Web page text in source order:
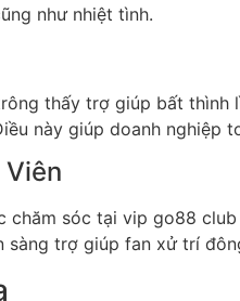
như nhiệt tình.
thấy trợ giúp bất
này giúp doanh nghiệp
chăm sóc tại vip go88
sàng trợ giúp fan xử trí